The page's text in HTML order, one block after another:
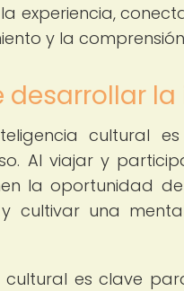
experiencia,
y la
cultural
Al viajar y
la oportunidad
y cultivar una
cultural es clave